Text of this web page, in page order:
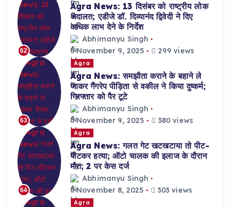
62
Agra News: 13 दिसंबर को राष्ट्रीय लोक
अदालत; एडीजे डॉ. दिव्यानंद द्विवेदी ने दिए
अधिक लाभ देने के निर्देश
Abhimanyu Singh
November 9, 2025
299 views
63
Agra
Agra News: समझौता कराने के बहाने ले
जाकर गैंगरेप पीड़िता से वकील ने किया दुष्कर्म;
गिरफ्तार को पैर टूटे
Abhimanyu Singh
November 9, 2025
380 views
64
Agra
Agra News: गलत गेट खटखटाया तो पीट-
पीटकर हत्या; ऑटो चालक की इलाज के दौरान
मौत; 2 पर केस दर्ज
Abhimanyu Singh
November 8, 2025
303 views
Agra